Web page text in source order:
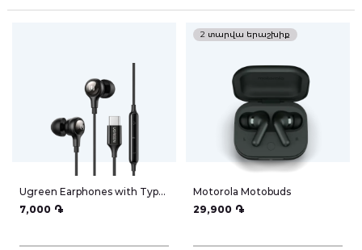
Ugreen Earphones with Type-
C 30638
7,000 ֏
2 տարվա երաշխիք
Motorola Motobuds
29,900 ֏
Հասցեագիրք
Հաշվի տեղեկատվություն